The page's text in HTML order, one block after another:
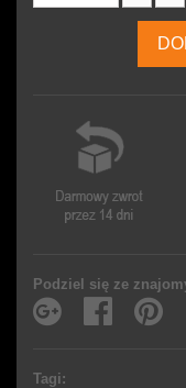
Podziel się ze
Tagi: